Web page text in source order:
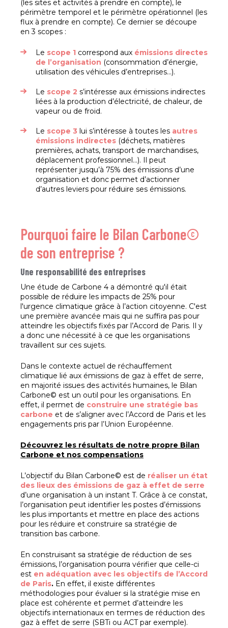
(les sites et activités à prendre en compte), le
périmètre temporel et le périmètre opérationnel (les
flux à prendre en compte). Ce dernier se découpe
en 3 scopes :
Le scope 1 correspond aux émissions directes
de l’organisation (consommation d’énergie,
utilisation des véhicules d’entreprises…).
Le scope 2 s’intéresse aux émissions indirectes
liées à la production d’électricité, de chaleur, de
vapeur ou de froid.
Le scope 3 lui s’intéresse à toutes les autres
émissions indirectes (déchets, matières
premières, achats, transport de marchandises,
déplacement professionnel…). Il peut
représenter jusqu’à 75% des émissions d’une
organisation et donc permet d’actionner
d’autres leviers pour réduire ses émissions.
Pourquoi faire le Bilan Carbone©
de son entreprise ?
Une responsabilité des entreprises
Une étude de Carbone 4 a démontré qu'il était
possible de réduire les impacts de 25% pour
l'urgence climatique grâce à l’action citoyenne. C'est
une première avancée mais qui ne suffira pas pour
atteindre les objectifs fixés par l’Accord de Paris. Il y
a donc une nécessité à ce que les organisations
travaillent sur ces sujets.
Dans le contexte actuel de réchauffement
climatique lié aux émissions de gaz à effet de serre,
en majorité issues des activités humaines, le Bilan
Carbone© est un outil pour les organisations. En
effet, il permet de construire une stratégie bas
carbone et de s’aligner avec l’Accord de Paris et les
engagements pris par l’Union Européenne.
Découvrez les résultats de notre propre Bilan
Carbone et nos compensations
L’objectif du Bilan Carbone© est de réaliser un état
des lieux des émissions de gaz à effet de serre
d’une organisation à un instant T. Grâce à ce constat,
l’organisation peut identifier les postes d’émissions
les plus importants et mettre en place des actions
pour les réduire et construire sa stratégie de
transition bas carbone.
En construisant sa stratégie de réduction de ses
émissions, l’organisation pourra vérifier que celle-ci
est en adéquation avec les objectifs de l’Accord
de Paris. En effet, il existe différentes
méthodologies pour évaluer si la stratégie mise en
place est cohérente et permet d’atteindre les
objectifs internationaux en termes de réduction des
gaz à effet de serre (SBTi ou ACT par exemple).